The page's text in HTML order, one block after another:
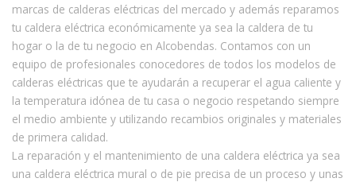
marcas de calderas eléctricas del mercado y además reparamos
tu caldera eléctrica económicamente ya sea la caldera de tu
hogar o la de tu negocio en Alcobendas. Contamos con un
equipo de profesionales conocedores de todos los modelos de
calderas eléctricas que te ayudarán a recuperar el agua caliente y
la temperatura idónea de tu casa o negocio respetando siempre
el medio ambiente y utilizando recambios originales y materiales
de primera calidad.
La reparación y el mantenimiento de una caldera eléctrica ya sea
una caldera eléctrica mural o de pie precisa de un proceso y unas